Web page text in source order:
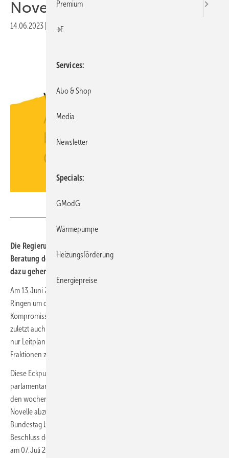
Novelle
14.06.2023 Druckvorschau
Die Regierungsfraktionen haben sich auf Leitplanken zur
Beratung des Gebäudeenergiegesetzes geeinigt. Die Meinungen
dazu gehen weit auseinander.
Am 13. Juni 2023 hat sich die Ampel-Koalition nach einem langen
Ringen um die Novelle des Gebäudeenergiegesetzes auf einen
Kompromiss geeinigt. Tatsächlich umfasst die Einigung, in die sich
zuletzt auch Bundeskanzler Olaf Scholz eingeschaltet hatte, jedoch
nur Leitplanken, zumindest lautet ihr Titel: „Leitplanken der Ampel-
Fraktionen zur weiteren Beratung des Gebäudeenergiegesetzes“
Diese Eckpunkte sollen nun von den Ampel-Fraktionen in das
parlamentarische Gesetzgebungsverfahren eingebracht werden, um
den wochenlang von der FDP blockierten Gesetzentwurf für die GEG-
Novelle abzuändern, damit dieser noch vor der Sommerpause vom
Bundestag beschlossen werden kann. Theoretisch ist auch noch ein
Beschluss des Bundesrats vor der Sommerpause in der Plenarsitzung
am 07. Juli 2023 möglich (die GEG-Novelle ist ein Einspruchsgesetz).
Premium
+E
Services
Abo & Shop
Media
Newsletter
Specials
GModG
Wärmepumpe
Heizungsförderung
Energiepreise